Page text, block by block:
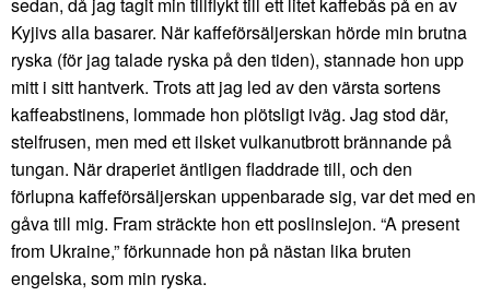
Kyjivs alla basarer. När kaffeförsäljerskan hörde min brutna
ryska (för jag talade ryska på den tiden), stannade hon upp
mitt i sitt hantverk. Trots att jag led av den värsta sortens
kaffeabstinens, lommade hon plötsligt iväg. Jag stod där,
stelfrusen, men med ett ilsket vulkanutbrott brännande på
tungan. När draperiet äntligen fladdrade till, och den
förlupna kaffeförsäljerskan uppenbarade sig, var det med en
gåva till mig. Fram sträckte hon ett poslinslejon. “A present
from Ukraine,” förkunnade hon på nästan lika bruten
engelska, som min ryska.